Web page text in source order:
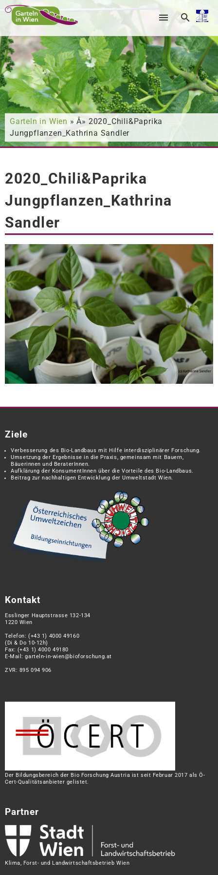
Nach was suchen Sie?
Garteln in Wien » Â» 2020_Chili&Paprika
Jungpflanzen_Kathrina Sandler
2020_Chili&Paprika
Jungpflanzen_Kathrina
Sandler
Ziele
Verbesserung des Bio-Landbaus mit Hilfe interdisziplinärer Forschung.
Umsetzung der Ergebnisse in die Praxis, gemeinsam mit Bauern,
Bäuerinnen und BeraterInnen.
Aufklärung der KonsumentInnen über die Vorteile des Bio-Landbaus.
Beitrag zur nachhaltigen Entwicklung der Umweltstadt Wien.
Kontakt
Esslinger Hauptstrasse 132-134
1220 Wien
Telefon:(+43 1) 4000 49160
(Di & Do 10-12h)
Fax: (+43 1) 4000 49180
E-Mail:garteln-in-wien@bioforschung.at
ZVR: 895 094 906
Der Bildungsbereich der Bio Forschung Austria ist seit Februar 2017 als Ö-
Cert-Qualitätsanbieter gelistet.
Partner
Klima, Forst- und Landwirtschaftsbetrieb Wien